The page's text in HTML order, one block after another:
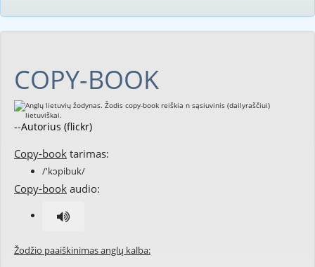
COPY-BOOK
--Autorius (flickr)
Copy-book tarimas:
/'kɔpibuk/
Copy-book audio:
Žodžio paaiškinimas anglų kalba: